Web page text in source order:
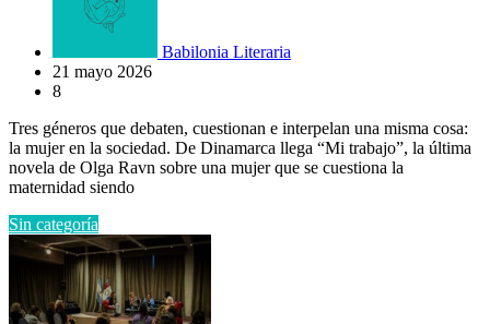
Babilonia Literaria
21 mayo 2026
8
Tres géneros que debaten, cuestionan e interpelan una misma cosa:
la mujer en la sociedad. De Dinamarca llega “Mi trabajo”, la última
novela de Olga Ravn sobre una mujer que se cuestiona la
maternidad siendo
Sin categoría